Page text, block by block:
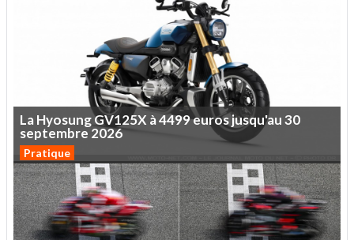
LaHyosungGV125X à4499eurosjusqu'au30
septembre 2026
Pratique